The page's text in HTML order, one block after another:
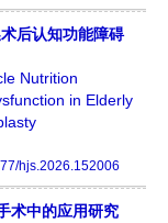
后认知功能障碍
Nutrition
in Elderly
hjs.2026.152006
术中的应用研究